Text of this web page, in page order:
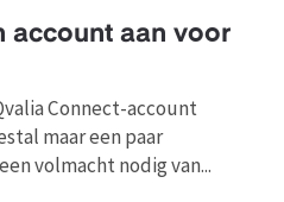
account aan voor
Connect-account
maar een paar
volmacht nodig van...